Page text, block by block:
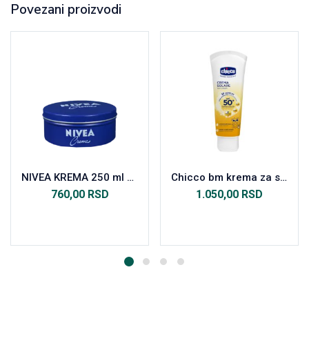
Povezani proizvodi
NIVEA KREMA 250 ml 80105
760,00 RSD
Chicco bm krema za sunčanje SPF 50+ 75ml
1.050,00 RSD